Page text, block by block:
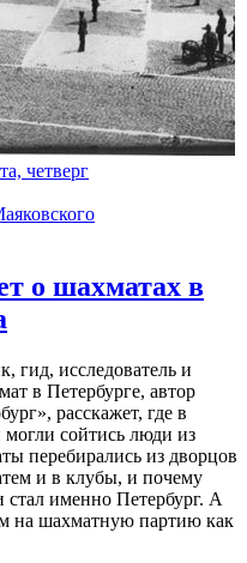
четверг
о шахматах в
гид, исследователь и
в Петербурге, автор
расскажет, где в
могли сойтись люди из
перебирались из дворцов
и в клубы, и почему
именно Петербург. А
на шахматную партию как